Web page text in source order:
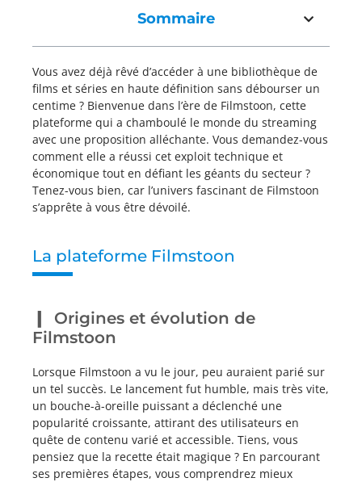
Sommaire
Vous avez déjà rêvé d’accéder à une bibliothèque de
films et séries en haute définition sans débourser un
centime ? Bienvenue dans l’ère de Filmstoon, cette
plateforme qui a chamboulé le monde du streaming
avec une proposition alléchante. Vous demandez-vous
comment elle a réussi cet exploit technique et
économique tout en défiant les géants du secteur ?
Tenez-vous bien, car l’univers fascinant de Filmstoon
s’apprête à vous être dévoilé.
La plateforme Filmstoon
Origines et évolution de
Filmstoon
Lorsque Filmstoon a vu le jour, peu auraient parié sur
un tel succès. Le lancement fut humble, mais très vite,
un bouche-à-oreille puissant a déclenché une
popularité croissante, attirant des utilisateurs en
quête de contenu varié et accessible. Tiens, vous
pensiez que la recette était magique ? En parcourant
ses premières étapes, vous comprendrez mieux